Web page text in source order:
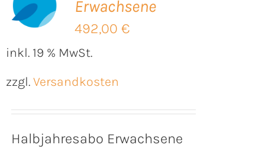
Erwachsene
492,00 €
inkl. 19 % MwSt.
zzgl. Versandkosten
Halbjahresabo Erwachsene